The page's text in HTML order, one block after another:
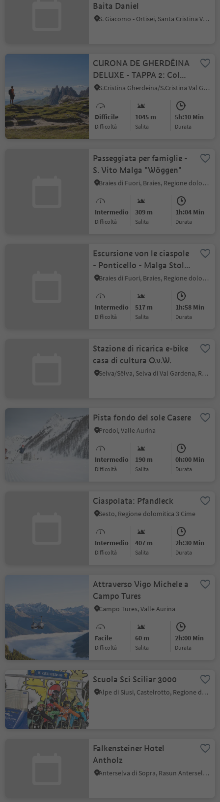
Baita Daniel
S. Giacomo - Ortisei, Santa Cristina Val Gardena, Regione dolomitica Val Gardena
CURONA DE GHERDËINA
DELUXE - TAPPA 2: Col
Raiser - Dantercepies da S.
S.Cristina Gherdëina/S.Cristina Val Gardena, Santa Cristina Val Gardena, Regione dolomitica Val Gardena
Difficile
Difficoltà
1045 m
Salita
5h:10 Min
durata
Passeggiata per famiglie -
S. Vito Malga "Wöggen"
Braies di Fuori, Braies, Regione dolomitica 3 Cime
Intermedio
Difficoltà
309 m
Salita
1h:04 Min
durata
Escursione von le ciaspole
- Ponticello - Malga Stolla
- Prato Piazza
Braies di Fuori, Braies, Regione dolomitica 3 Cime
Intermedio
Difficoltà
517 m
Salita
1h:58 Min
durata
Stazione di ricarica e-bike
casa di cultura O.v.W.
Selva/Sëlva, Selva di Val Gardena, Regione dolomitica Val Gardena
Pista fondo del sole Casere
Predoi, Valle Aurina
Intermedio
Difficoltà
190 m
Salita
0h:00 Min
durata
Ciaspolata: Pfandleck
Sesto, Regione dolomitica 3 Cime
Intermedio
Difficoltà
407 m
Salita
2h:30 Min
durata
Attraverso Vigo Michele a
Campo Tures
Campo Tures, Valle Aurina
Facile
Difficoltà
60 m
Salita
2h:00 Min
durata
Scuola Sci Sciliar 3000
Alpe di Siusi, Castelrotto, Regione dolomitica Alpe di Siusi
Falkensteiner Hotel
Antholz
Anterselva di Sopra, Rasun Anterselva, Regione dolomitica Plan de Corones